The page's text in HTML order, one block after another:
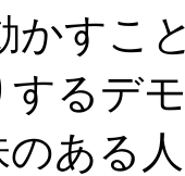
かすこ
するデ
ある